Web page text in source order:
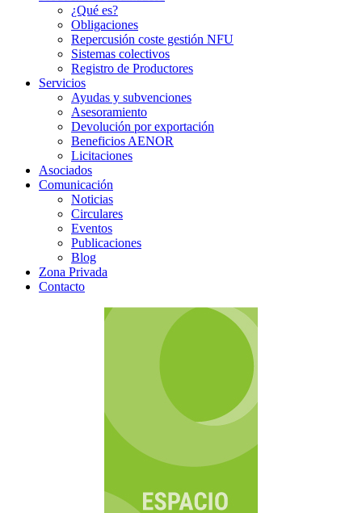
¿Qué es?
Obligaciones
Repercusión coste gestión NFU
Sistemas colectivos
Registro de Productores
Servicios
Ayudas y subvenciones
Asesoramiento
Devolución por exportación
Beneficios AENOR
Licitaciones
Asociados
Comunicación
Noticias
Circulares
Eventos
Publicaciones
Blog
Zona Privada
Contacto